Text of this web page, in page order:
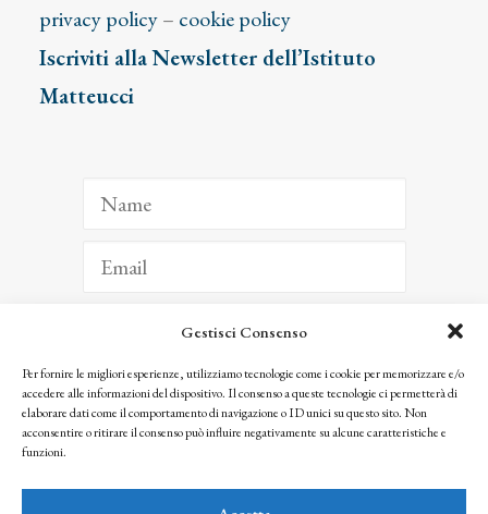
Gestisci Consenso
Per fornire le migliori esperienze, utilizziamo tecnologie come i cookie per memorizzare e/o
accedere alle informazioni del dispositivo. Il consenso a queste tecnologie ci permetterà di
elaborare dati come il comportamento di navigazione o ID unici su questo sito. Non
acconsentire o ritirare il consenso può influire negativamente su alcune caratteristiche e
funzioni.
privacy policy– cookie policy
Iscriviti alla Newsletter dell’Istituto
Matteucci
ISCRIVITI
Facendo clic per iscriverti, riconosci che le tue informazioni saranno trattate
seguendo la nostra Privacy Policy
© 2025 Istituto Matteucci. All right reserved
l’autorizzazione scritta dei proprietari dei diritti e dell’Istituto Matteucci